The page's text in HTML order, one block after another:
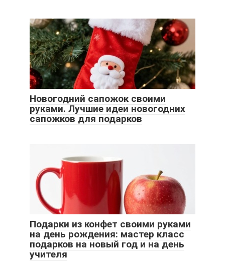
Новогодний сапожок своими
руками. Лучшие идеи новогодних
сапожков для подарков
Подарки из конфет своими руками
на день рождения: мастер класс
подарков на новый год и на день
учителя